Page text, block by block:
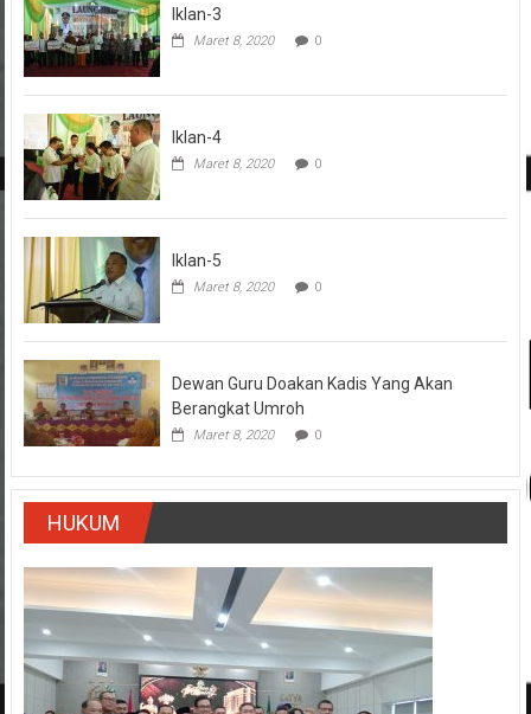
Iklan-3
Maret 8, 2020 0
Iklan-4
Maret 8, 2020 0
Iklan-5
Maret 8, 2020 0
Dewan Guru Doakan Kadis Yang Akan
Berangkat Umroh
Maret 8, 2020 0
HUKUM